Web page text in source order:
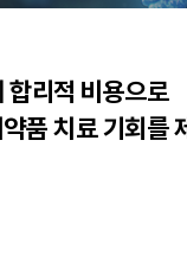
합리적 비용으로
품 치료 기회를